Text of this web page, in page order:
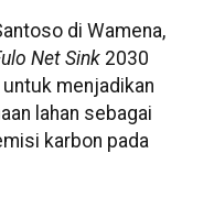
di Wamena,
Net Sink 2030
menjadikan
lahan sebagai
karbon pada